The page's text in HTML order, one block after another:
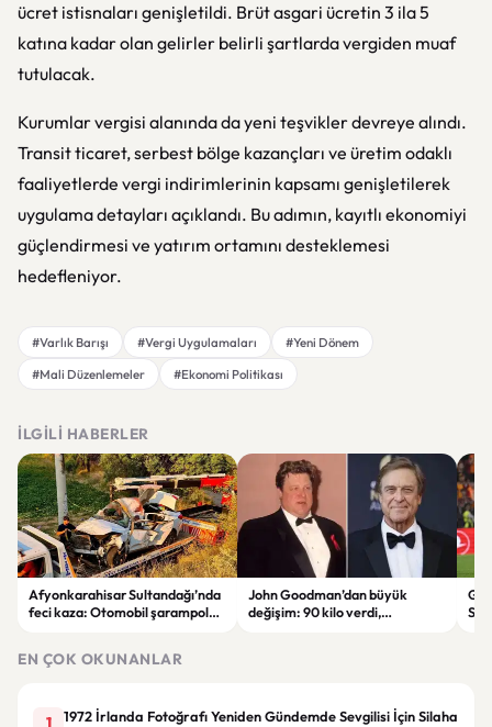
ücret istisnaları genişletildi. Brüt asgari ücretin 3 ila 5
katına kadar olan gelirler belirli şartlarda vergiden muaf
tutulacak.
Kurumlar vergisi alanında da yeni teşvikler devreye alındı.
Transit ticaret, serbest bölge kazançları ve üretim odaklı
faaliyetlerde vergi indirimlerinin kapsamı genişletilerek
uygulama detayları açıklandı. Bu adımın, kayıtlı ekonomiyi
güçlendirmesi ve yatırım ortamını desteklemesi
hedefleniyor.
#Varlık Barışı #Vergi Uygulamaları
#Yeni Dönem
#Mali Düzenlemeler
#Ekonomi Politikası
İLGILI HABERLER
Afyonkarahisar Sultandağı’nda
feci kaza: Otomobil şarampole
John Goodman’dan büyük
değişim: 90 kilo verdi,
EN ÇOK OKUNANLAR
1
1972 İrlanda Fotoğrafı Yeniden Gündemde Sevgilisi İçin Silaha